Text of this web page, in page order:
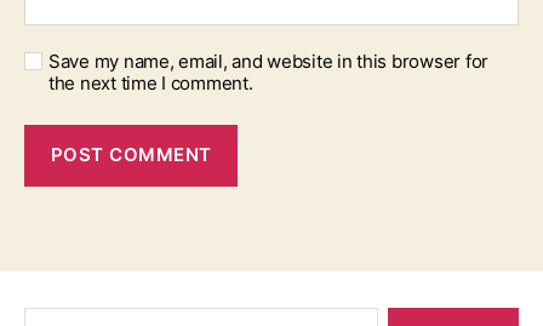
Save my name, email, and website in this browser for
the next time I comment.